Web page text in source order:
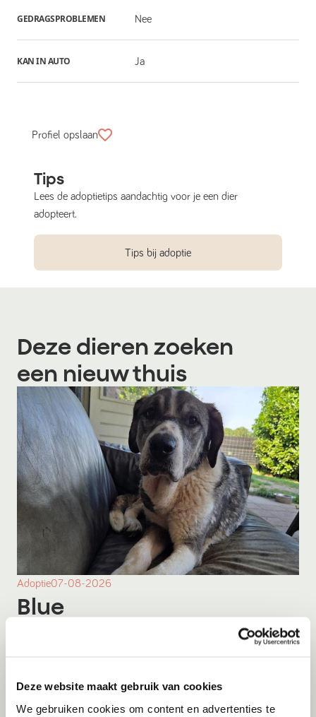
Deze website maakt gebruik van cookies
We gebruiken cookies om content en advertenties te
GEDRAGSPROBLEMEN Nee
KAN IN AUTO Ja
Profiel opslaan
Tips
Lees de adoptietips aandachtig voor je een dier
adopteert.
Tips bij adoptie
Deze dieren zoeken
een nieuw thuis
Adoptie07-08-2026
Blue